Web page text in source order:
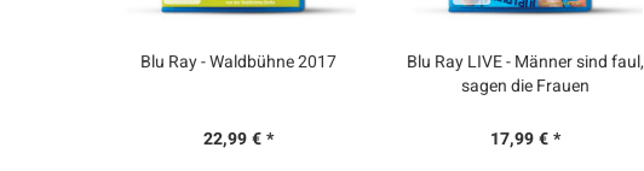
Blu Ray - Waldbühne 2017
22,99 € *
Blu Ray LIVE - Männer sind faul,
sagen die Frauen
17,99 € *